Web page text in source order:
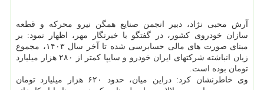
آرش محبی نژاد، دبیر انجمن صنایع همگن نیرو محرکه و قطعه
سازان خودروی کشور، در گفتگو با خبرنگار مهر، اظهار نمود: بر
مبنای صورت های مالی حسابرسی شده تا آخر سال ۱۴۰۳، مجموع
زیان انباشته شرکتهای ایران خودرو و سایپا کمتر از ۲۸۰ هزار میلیارد
تومان بوده است.
وی خاطرنشان کرد: دراین میان، حدود ۶۲۰ هزار میلیارد تومان